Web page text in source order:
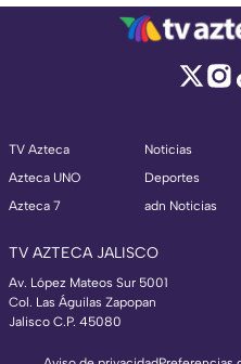
TV Azteca
Azteca UNO
Azteca 7
Noticias
Deportes
adn Noticias
TV AZTECA JALISCO
Av. López Mateos Sur 5001
Col. Las Águilas Zapopan
Jalisco C.P. 45080